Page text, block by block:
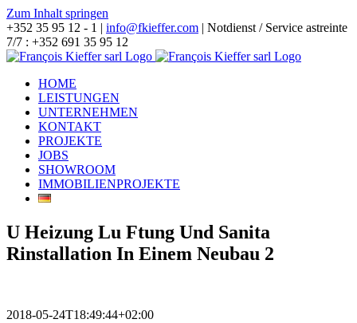
Zum Inhalt springen
+352 35 95 12 - 1 | info@fkieffer.com | Notdienst / Service astreinte
7/7 : +352 691 35 95 12
HOME
LEISTUNGEN
UNTERNEHMEN
KONTAKT
PROJEKTE
JOBS
SHOWROOM
IMMOBILIENPROJEKTE
U Heizung Lu Ftung Und Sanita
Rinstallation In Einem Neubau 2
2018-05-24T18:49:44+02:00